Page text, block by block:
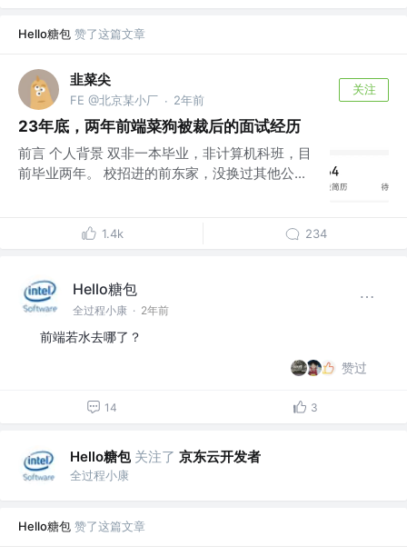
Hello糖包 赞了这篇文章
韭菜尖
FE @北京某小厂 · 2年前
关注
23年底，两年前端菜狗被裁后的面试经历
前言 个人背景 双非一本毕业，非计算机科班，目
前毕业两年。 校招进的前东家，没换过其他公...
1.4k 234
Hello糖包
全过程小康 · 2年前
前端若水去哪了？
赞过
14 3
Hello糖包 关注了 京东云开发者
全过程小康
Hello糖包 赞了这篇文章